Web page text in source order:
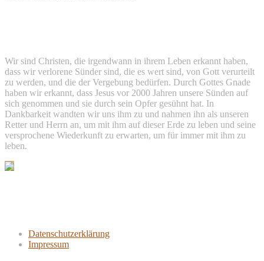
Wir sind Christen, die irgendwann in ihrem Leben erkannt haben,
dass wir verlorene Sünder sind, die es wert sind, von Gott verurteilt
zu werden, und die der Vergebung bedürfen. Durch Gottes Gnade
haben wir erkannt, dass Jesus vor 2000 Jahren unsere Sünden auf
sich genommen und sie durch sein Opfer gesühnt hat. In
Dankbarkeit wandten wir uns ihm zu und nahmen ihn als unseren
Retter und Herrn an, um mit ihm auf dieser Erde zu leben und seine
versprochene Wiederkunft zu erwarten, um für immer mit ihm zu
leben.
Datenschutzerklärung
Impressum